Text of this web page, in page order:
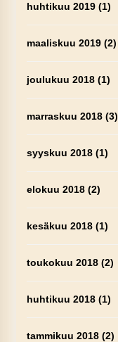
huhtikuu 2019(1)
maaliskuu 2019(2)
joulukuu 2018(1)
marraskuu 2018(3)
syyskuu 2018(1)
elokuu 2018(2)
kesäkuu 2018(1)
toukokuu 2018(2)
huhtikuu 2018(1)
tammikuu 2018(2)